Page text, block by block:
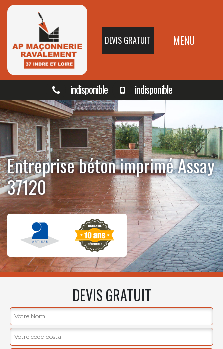
DEVIS GRATUIT MENU
indisponible indisponible
Entreprise béton imprimé Assay
37120
DEVIS GRATUIT